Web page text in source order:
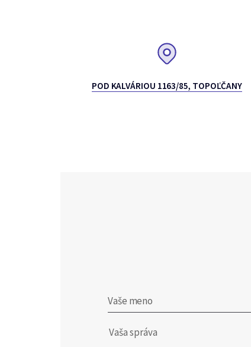
POD KALVÁRIOU 1163/85, TOPOĽČANY
Vaše meno